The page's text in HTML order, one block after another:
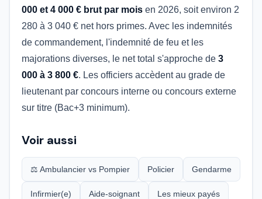
000 et 4 000 € brut par mois en 2026, soit environ 2
280 à 3 040 € net hors primes. Avec les indemnités
de commandement, l'indemnité de feu et les
majorations diverses, le net total s'approche de 3
000 à 3 800 €. Les officiers accèdent au grade de
lieutenant par concours interne ou concours externe
sur titre (Bac+3 minimum).
Voir aussi
⚖️ Ambulancier vs Pompier Policier Gendarme
Infirmier(e) Aide-soignant Les mieux payés